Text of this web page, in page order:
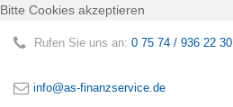
Bitte Cookies akzeptieren
Rufen Sie uns an: 0 75 74 / 936 22 30
info@as-finanzservice.de